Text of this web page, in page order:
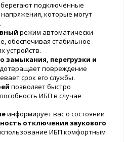
подключённые
которые могут
режим автоматически
обеспечивая стабильное
устройств.
замыкания, перегрузки и
повреждение
срок его службы.
позволяет быстро
ИБП в случае
информирует вас о состоянии
отключения звукового
ИБП комфортным